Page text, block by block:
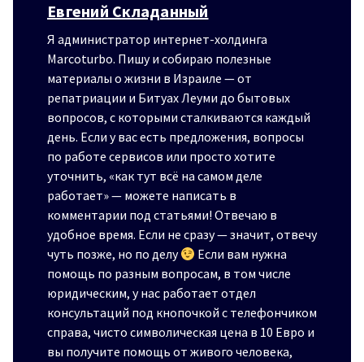
Евгений Складанный
Я администратор интернет-холдинга
Marcoturbo. Пишу и собираю полезные
материалы о жизни в Израиле — от
репатриации и Битуах Леуми до бытовых
вопросов, с которыми сталкиваются каждый
день. Если у вас есть предложения, вопросы
по работе сервисов или просто хотите
уточнить, «как тут всё на самом деле
работает» — можете написать в
комментарии под статьями! Отвечаю в
удобное время. Если не сразу — значит, отвечу
чуть позже, но по делу
Если вам нужна
помощь по разным вопросам, в том числе
юридическим, у нас работает отдел
консультаций под кнопочкой с телефончиком
справа, чисто символическая цена в 10 Евро и
вы получите помощь от живого человека,